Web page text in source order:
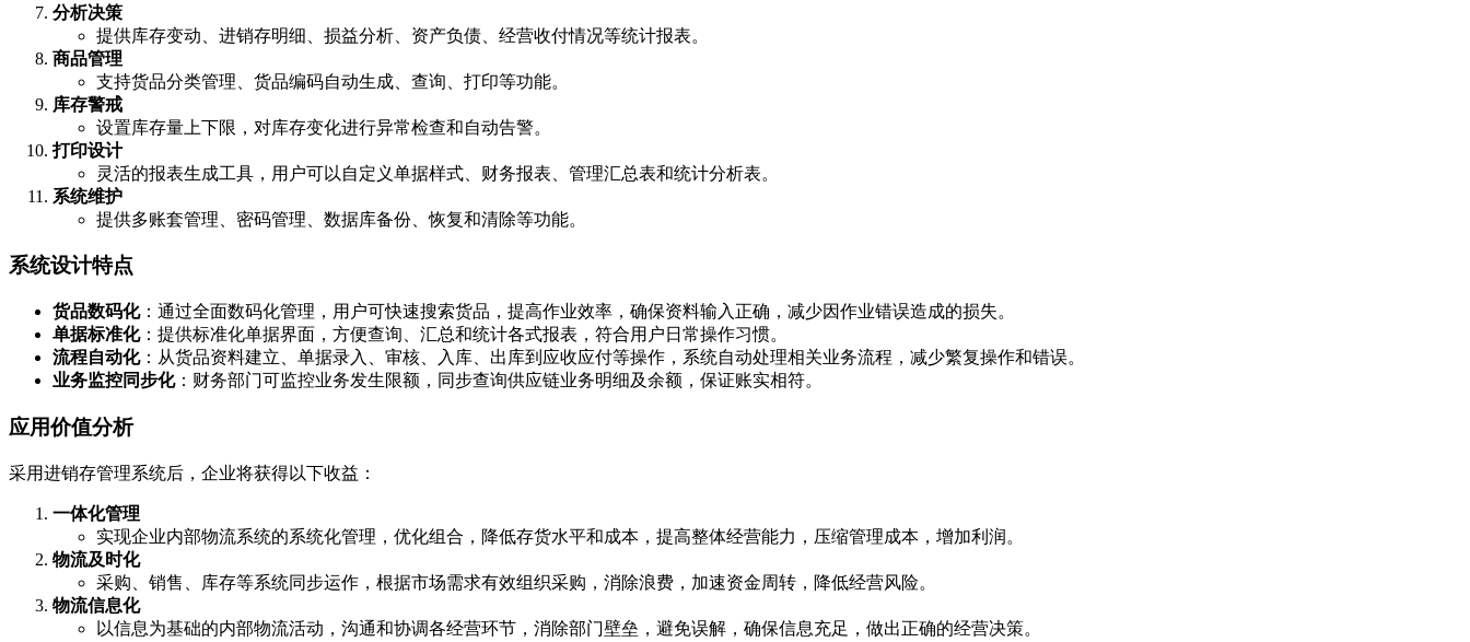
分析决策
提供库存变动、进销存明细、损益分析、资产负债、经营收付情况等统计报表。
商品管理
支持货品分类管理、货品编码自动生成、查询、打印等功能。
库存警戒
设置库存量上下限，对库存变化进行异常检查和自动告警。
打印设计
灵活的报表生成工具，用户可以自定义单据样式、财务报表、管理汇总表和统计分析表。
系统维护
提供多账套管理、密码管理、数据库备份、恢复和清除等功能。
系统设计特点
货品数码化：通过全面数码化管理，用户可快速搜索货品，提高作业效率，确保资料输入正确，减少因作业错误造成的损失。
单据标准化：提供标准化单据界面，方便查询、汇总和统计各式报表，符合用户日常操作习惯。
流程自动化：从货品资料建立、单据录入、审核、入库、出库到应收应付等操作，系统自动处理相关业务流程，减少繁复操作和错误。
业务监控同步化：财务部门可监控业务发生限额，同步查询供应链业务明细及余额，保证账实相符。
应用价值分析
采用进销存管理系统后，企业将获得以下收益：
一体化管理
实现企业内部物流系统的系统化管理，优化组合，降低存货水平和成本，提高整体经营能力，压缩管理成本，增加利润。
物流及时化
采购、销售、库存等系统同步运作，根据市场需求有效组织采购，消除浪费，加速资金周转，降低经营风险。
物流信息化
以信息为基础的内部物流活动，沟通和协调各经营环节，消除部门壁垒，避免误解，确保信息充足，做出正确的经营决策。